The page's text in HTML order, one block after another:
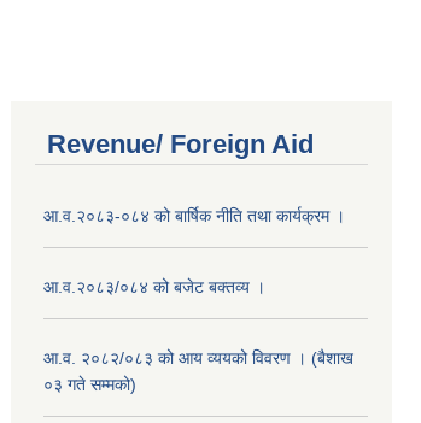
Revenue/ Foreign Aid
आ.व.२०८३-०८४ को बार्षिक नीति तथा कार्यक्रम ।
आ.व.२०८३/०८४ को बजेट बक्तव्य ।
आ.व. २०८२/०८३ को आय व्ययको विवरण । (बैशाख
०३ गते सम्मको)